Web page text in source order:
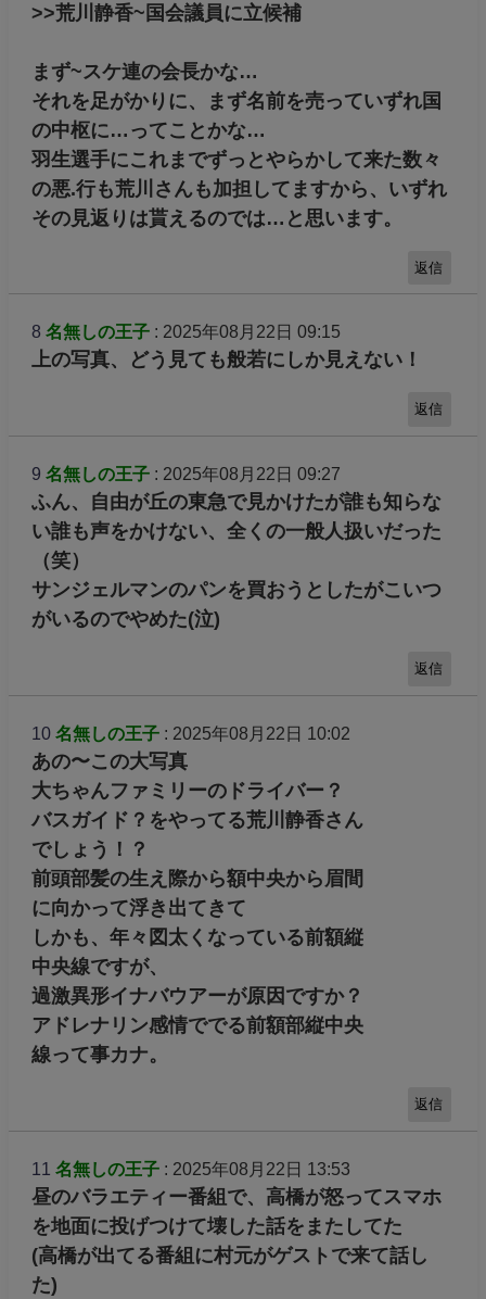
>>荒川静香~国会議員に立候補
まず~スケ連の会長かな…
それを足がかりに、まず名前を売っていずれ国
の中枢に…ってことかな…
羽生選手にこれまでずっとやらかして来た数々
の悪.行も荒川さんも加担してますから、いずれ
その見返りは貰えるのでは…と思います。
返信
8 名無しの王子: 2025年08月22日 09:15
上の写真、どう見ても般若にしか見えない！
返信
9 名無しの王子: 2025年08月22日 09:27
ふん、自由が丘の東急で見かけたが誰も知らな
い誰も声をかけない、全くの一般人扱いだった
（笑）
サンジェルマンのパンを買おうとしたがこいつ
がいるのでやめた(泣)
返信
10 名無しの王子: 2025年08月22日 10:02
あの〜この大写真
大ちゃんファミリーのドライバー？
バスガイド？をやってる荒川静香さん
でしょう！？
前頭部髪の生え際から額中央から眉間
に向かって浮き出てきて
しかも、年々図太くなっている前額縦
中央線ですが、
過激異形イナバウアーが原因ですか？
アドレナリン感情ででる前額部縦中央
線って事カナ。
返信
11 名無しの王子: 2025年08月22日 13:53
昼のバラエティー番組で、高橋が怒ってスマホ
を地面に投げつけて壊した話をまたしてた
(高橋が出てる番組に村元がゲストで来て話し
た)